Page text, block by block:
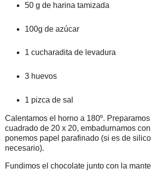
50 g de harina tamizada
100g de azúcar
1 cucharadita de levadura
3 huevos
1 pizca de sal
Calentamos el horno a 180º.
cuadrado de 20 x 20, embadurnamos
ponemos papel parafinado (si es de
necesario).
Fundimos el chocolate junto con la